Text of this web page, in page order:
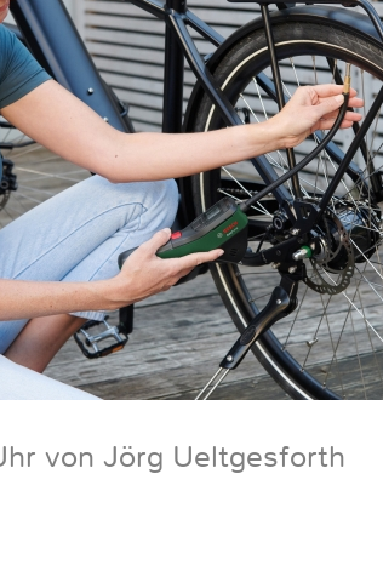
von Jörg Ueltgesforth